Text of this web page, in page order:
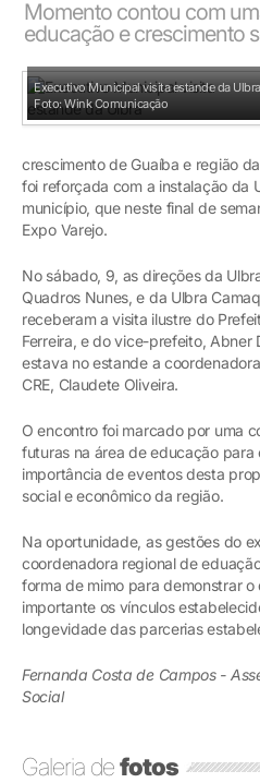
Momento contou com
educação e crescimento
Executivo Municipal visita estande da Ulbra
Foto: Wink Comunicação
crescimento de Guaíba e região
foi reforçada com a instalação da
município, que neste final de
Expo Varejo.
No sábado, 9, as direções da
Quadros Nunes, e da Ulbra
receberam a visita ilustre do
Ferreira, e do vice-prefeito, Abner
estava no estande a
CRE, Claudete Oliveira.
O encontro foi marcado por uma
futuras na área de educação para
importância de eventos desta
social e econômico da região.
Na oportunidade, as gestões do
coordenadora regional de
forma de mimo para demonstrar
importante os vínculos
longevidade das parcerias
Fernanda Costa de Campos -
Social
Galeria defotos